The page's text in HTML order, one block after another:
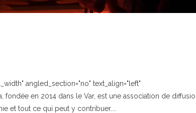
angled_section="no" text_align="left"
fondée en 2014 dans le Var, est une association de
et tout ce qui peut y contribuer....